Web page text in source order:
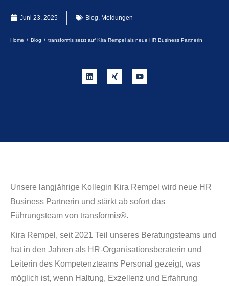
Juni 23, 2025 Blog, Meldungen
Sie befinden sich hier:
Home Blog transformis setzt auf Kira Rempel als neue HR Business Partnerin
Unsere langjährige Kollegin Kira Rempel wird neue HR
Business Partnerin und stärkt ab sofort das
Führungsteam von transformis®.
Kira Rempel, seit 2021 Teil unseres Beratungsteams und
hat in den Jahren als HR-Organisationsberaterin und
Leiterin des Kompetenzteams Personal gezeigt, was
möglich ist, wenn Haltung, Exzellenz und Erfahrung